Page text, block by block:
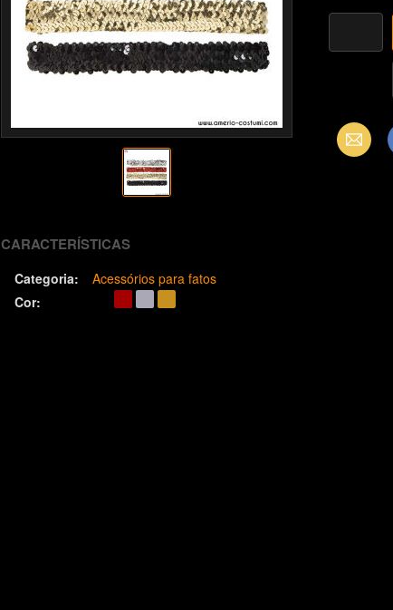
Email
CARACTERÍSTICAS
Categoria:
Acessórios para fatos
Cor: